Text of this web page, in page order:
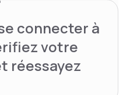
connecter à
votre
réessayez